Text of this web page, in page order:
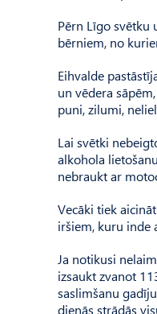
Pērn Līgo svētku
bērniem, no
Eihvalde
un vēdera
puni, zilumi,
Lai svētki
alkohola
nebraukt ar
Vecāki tiek
iršiem, kuru inde
Ja notikusi
izsaukt zvanot
saslimšanu
dienās strādās